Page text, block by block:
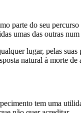
parte do seu
umas das outras
lugar, pelas
natural à morte
tem uma